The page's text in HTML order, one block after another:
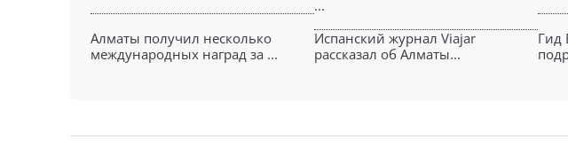
...
Алматы получил несколько
международных наград за ...
Испанский журнал Viajar
рассказал об Алматы...
Гид